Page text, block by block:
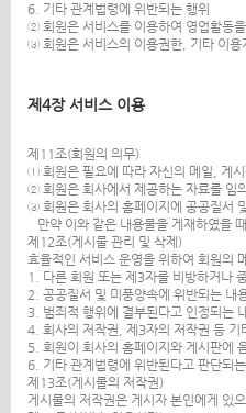
6. 기타 관계법령에 위반되는 행위
② 회원은 서비스를 이용하여 영업활동
③ 회원은 서비스의 이용권한, 기타 이
제4장 서비스 이용
제11조(회원의 의무)
① 회원은 필요에 따라 자신의 메일, 게
② 회원은 회사에서 제공하는 자료를 임
③ 회원은 회사의 홈페이지에 공공질서
만약 이와 같은 내용물을 게재하였을
제12조(게시물 관리 및 삭제)
효율적인 서비스 운영을 위하여 회원의
1. 다른 회원 또는 제3자를 비방하거나
2. 공공질서 및 미풍양속에 위반되는 내
3. 범죄적 행위에 결부된다고 인정되는
4. 회사의 저작권, 제3자의 저작권 등 기
5. 회원이 회사의 홈페이지와 게시판에
6. 기타 관계법령에 위반된다고 판단되
제13조(게시물의 저작권)
게시물의 저작권은 게시자 본인에게 있